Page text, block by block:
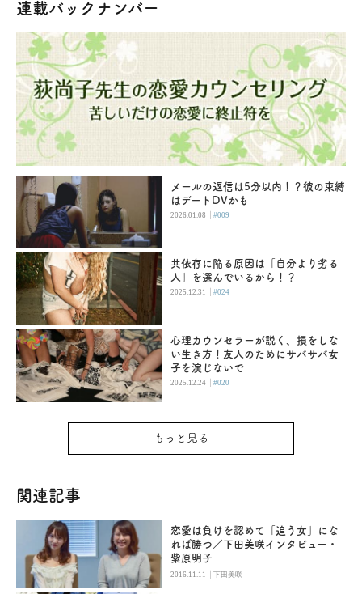
連載バックナンバー
メールの返信は5分以内！？彼の束縛
はデートDVかも
2026.01.08 |#009
共依存に陥る原因は「自分より劣る
人」を選んでいるから！？
2025.12.31 |#024
心理カウンセラーが説く、損をしな
い生き方！友人のためにサバサバ女
子を演じないで
2025.12.24 |#020
もっと見る
関連記事
恋愛は負けを認めて「追う女」にな
れば勝つ／下田美咲インタビュー・
紫原明子
2016.11.11 |下田美咲